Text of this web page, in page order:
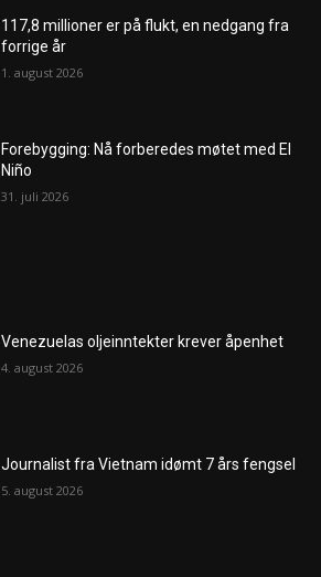
117,8 millioner er på flukt, en nedgang fra
forrige år
1. august 2026
Forebygging: Nå forberedes møtet med El
Niño
31. juli 2026
Venezuelas oljeinntekter krever åpenhet
4. august 2026
Journalist fra Vietnam idømt 7 års fengsel
5. august 2026